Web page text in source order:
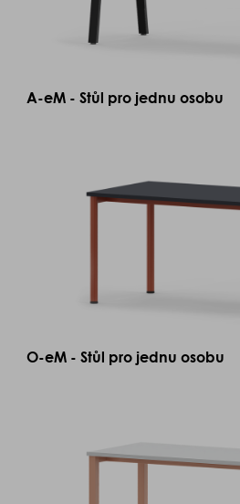
A-eM - Stůl pro jednu osobu
O-eM - Stůl pro jednu osobu